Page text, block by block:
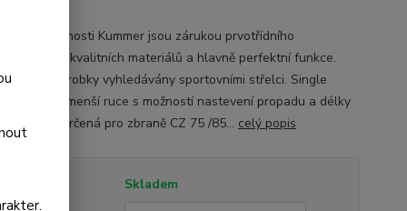
od společnosti Kummer jsou zárukou prvotřídního
použití kvalitních materiálů a hlavně perfektní funkce.
jejich výrobky vyhledávány sportovními střelci. Single
spoušť pro menší ruce s možností nastevení propadu a délky
spouště je určená pro zbraně CZ 75 /85... celý popis
Skladem